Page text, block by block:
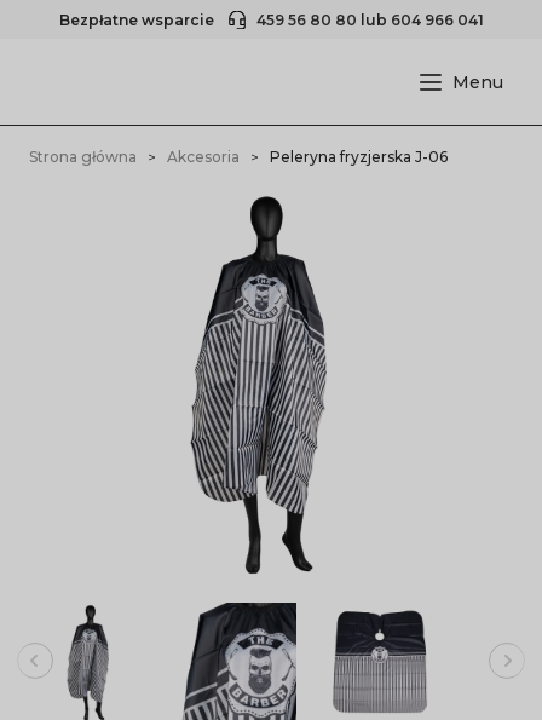
Bezpłatne wsparcie 459 56 80 80 lub 604 966 041
Strona główna Akcesoria Peleryna fryzjerska J-06